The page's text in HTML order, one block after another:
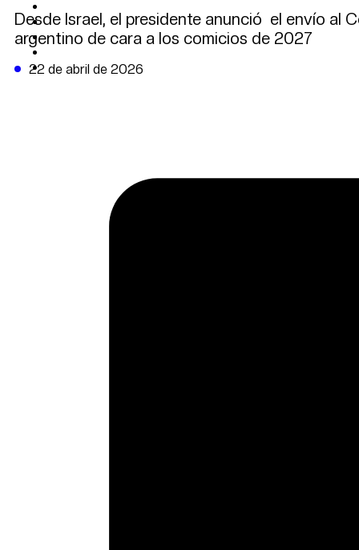
POLÍTICA
CAMBIO CLIMÁTICO
DE LA TRIBUNA TV
Desde Israel, el presidente anunció el envío al
argentino de cara a los comicios de 2027
22 de abril de 2026